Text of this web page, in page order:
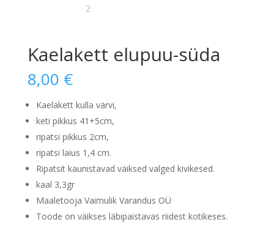
Kaelakett elupuu-süda
8,00 €
Kaelakett kulla värvi,
keti pikkus 41+5cm,
ripatsi pikkus 2cm,
ripatsi laius 1,4 cm.
Ripatsit kaunistavad väiksed valged kivikesed.
kaal 3,3gr
Maaletooja Vaimulik Varandus OÜ
Toode on väikses läbipaistavas riidest kotikeses.